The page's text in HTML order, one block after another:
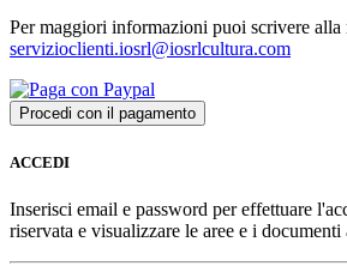
Per maggiori informazioni puoi scrivere alla
servizioclienti.iosrl@iosrlcultura.com
ACCEDI
Inserisci email e password per effettuare
riservata e visualizzare le aree e i documenti